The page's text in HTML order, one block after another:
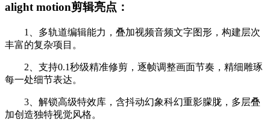
alight motion剪辑亮点：
1、多轨道编辑能力，叠加视频音频文字图形，构建层次
丰富的复杂项目。
2、支持0.1秒级精准修剪，逐帧调整画面节奏，精细雕琢
每一处细节表达。
3、解锁高级特效库，含抖动幻象科幻重影朦胧，多层叠
加创造独特视觉风格。